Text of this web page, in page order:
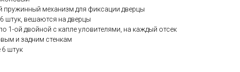
пружинный механизм для фиксации дверцы
штук, вешаются на дверцы
1-ой двойной с капле уловителями, на каждый отсек
и задним стенкам
штук